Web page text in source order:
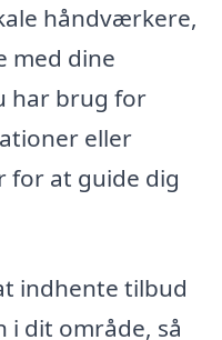
håndværkere,
med dine
har brug for
eller
for at guide dig
indhente tilbud
i dit område, så